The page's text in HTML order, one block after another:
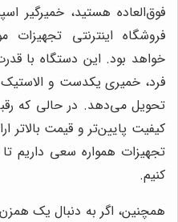
فوق‌العاده هستید، خمیرگیر
فروشگاه اینترنتی
خواهد بود. این دستگاه با
فرد، خمیری یکدست و
تحویل می‌دهد. در حالی که
کیفیت پایین‌تر و قیمت بالاتر
تجهیزات همواره سعی داریم
کنیم.
همچنین، اگر به دنبال یک